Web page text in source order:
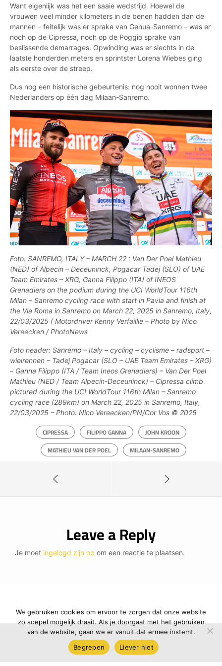
Want eigenlijk was het een saaie wedstrijd. Hoewel de
vrouwen veel minder kilometers in de benen hadden dan de
mannen – feitelijk was er sprake van Genua-Sanremo – was er
noch op de Cipressa, noch op de Poggio sprake van
beslissende demarrages. Opwinding was er slechts in de
laatste honderden meters en sprintster Lorena Wiebes ging
als eerste over de streep.
Dus nog een historische gebeurtenis: nog nooit wonnen twee
Nederlanders op één dag Milaan-Sanremo.
Foto: SANREMO, ITALY – MARCH 22 : Van Der Poel Mathieu
(NED) of Alpecin – Deceuninck, Pogacar Tadej (SLO) of UAE
Team Emirates – XRG, Ganna Filippo (ITA) of INEOS
Grenadiers on the podium during the UCI WorldTour 116th
Milan – Sanremo cycling race with start in Pavia and finish at
the Via Roma in Sanremo on March 22, 2025 in Sanremo, Italy,
22/03/2025 ( Motordriver Kenny Verfaillie – Photo by Nico
Vereecken / PhotoNews
Foto header: Sanremo – Italy – cycling – cyclisme – radsport –
wielrennen – Tadej Pogacar (SLO – UAE Team Emirates – XRG)
– Ganna Filippo (ITA / Team Ineos Grenadiers) – Van Der Poel
Mathieu (NED / Team Alpecin-Deceuninck) – Cipressa climb
pictured during the UCI WorldTour 116th Milan – Sanremo
cycling race (289km) on March 22, 2025 in Sanremo, Italy,
22/03/2025 – Photo: Nico Vereecken/PN/Cor Vos © 2025
CIPRESSA FILIPPO GANNA
JOHN KROON
MATHIEU VAN DER POEL
MILAAN-SANREMO
Leave a Reply
Je moet ingelogd zijn op om een reactie te plaatsen.
We gebruiken cookies om ervoor te zorgen dat onze website
zo soepel mogelijk draait. Als je doorgaat met het gebruiken
van de website, gaan we er vanuit dat ermee instemt.
Begrepen
Liever niet